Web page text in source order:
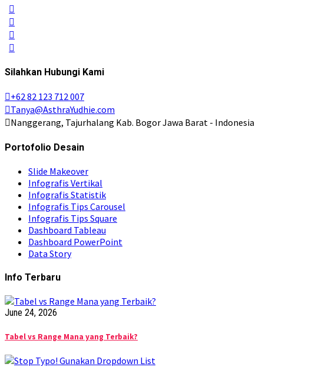
Silahkan Hubungi Kami
+62 82 123 712 007
Tanya@AsthraYudhie.com
Nanggerang, Tajurhalang Kab. Bogor Jawa Barat - Indonesia
Portofolio Desain
Slide Makeover
Infografis Vertikal
Infografis Statistik
Infografis Tips Carousel
Infografis Tips Square
Dashboard Tableau
Dashboard PowerPoint
Data Story
Info Terbaru
June 24, 2026
Tabel vs Range Mana yang Terbaik?